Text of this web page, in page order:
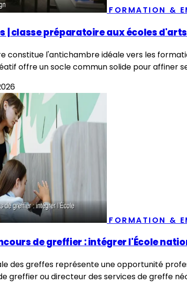
FORMATION &
| classe préparatoire aux écoles
constitue l'antichambre idéale vers les
offre un socle commun solide pour affiner
FORMATION &
de greffier : intégrer l'École
des greffes représente une opportunité
greffier ou directeur des services de greffe